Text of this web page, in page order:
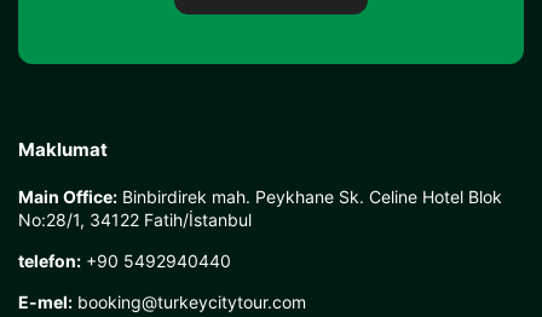
Maklumat
Main Office: Binbirdirek mah. Peykhane Sk. Celine Hotel Blok
No:28/1, 34122 Fatih/İstanbul
telefon: +90 5492940440
E-mel: booking@turkeycitytour.com